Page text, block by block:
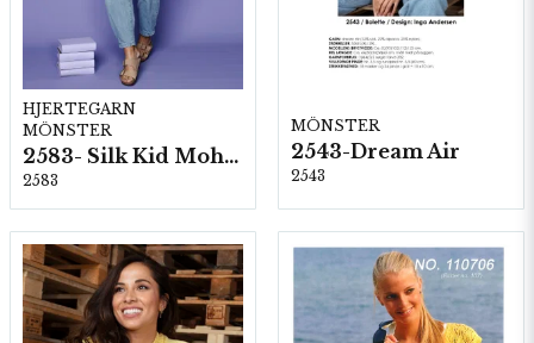
HJERTEGARN
MÖNSTER
2583- Silk Kid Mohair
2583
MÖNSTER
2543-Dream Air
2543